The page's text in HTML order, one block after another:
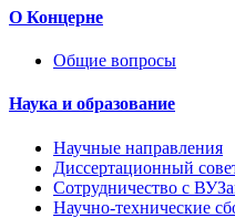
О Концерне
Общие вопросы
Наука и образование
Научные направления
Диссертационный
Сотрудничество с
Научно-технические